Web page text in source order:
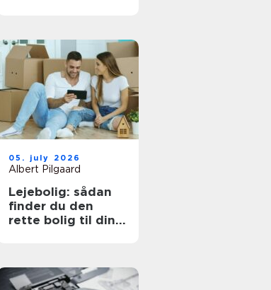
05. july 2026
Albert Pilgaard
Lejebolig: sådan
finder du den
rette bolig til din